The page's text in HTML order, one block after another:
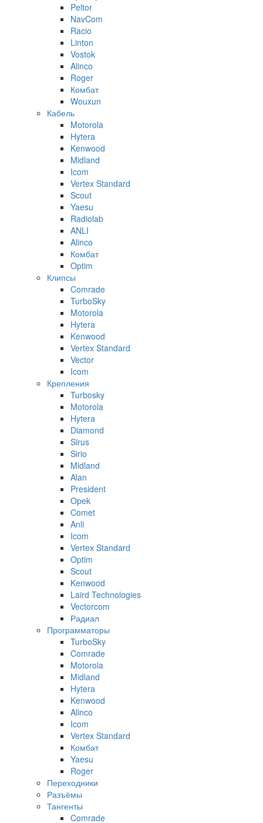
Peltor
NavCom
Racio
Linton
Vostok
Alinco
Roger
Комбат
Wouxun
Кабель
Motorola
Hytera
Kenwood
Midland
Icom
Vertex Standard
Scout
Yaesu
Radiolab
ANLI
Alinco
Комбат
Optim
Клипсы
Comrade
TurboSky
Motorola
Hytera
Kenwood
Vertex Standard
Vector
Icom
Крепления
Turbosky
Motorola
Hytera
Diamond
Sirus
Sirio
Midland
Alan
President
Opek
Comet
Anli
Icom
Vertex Standard
Optim
Scout
Kenwood
Laird Technologies
Vectorcom
Радиал
Программаторы
TurboSky
Comrade
Motorola
Midland
Hytera
Kenwood
Alinco
Icom
Vertex Standard
Комбат
Yaesu
Roger
Переходники
Разъёмы
Тангенты
Comrade